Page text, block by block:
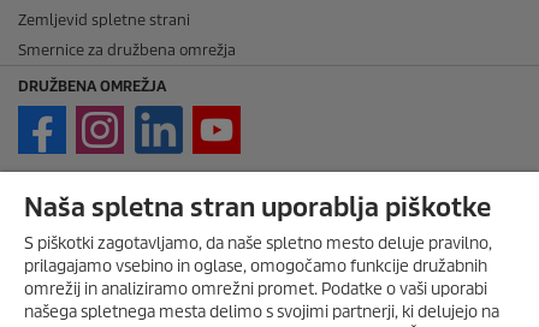
Zemljevid spletne strani
Smernice za družbena omrežja
DRUŽBENA OMREŽJA
PRAVNE ZADEVE
Imprint
Avtorske pravice
Zavrnitev odgovornosti
Naša spletna stran uporablja piškotke
S piškotki zagotavljamo, da naše spletno mesto deluje pravilno,
prilagajamo vsebino in oglase, omogočamo funkcije družabnih
omrežij in analiziramo omrežni promet. Podatke o vaši uporabi
našega spletnega mesta delimo s svojimi partnerji, ki delujejo na